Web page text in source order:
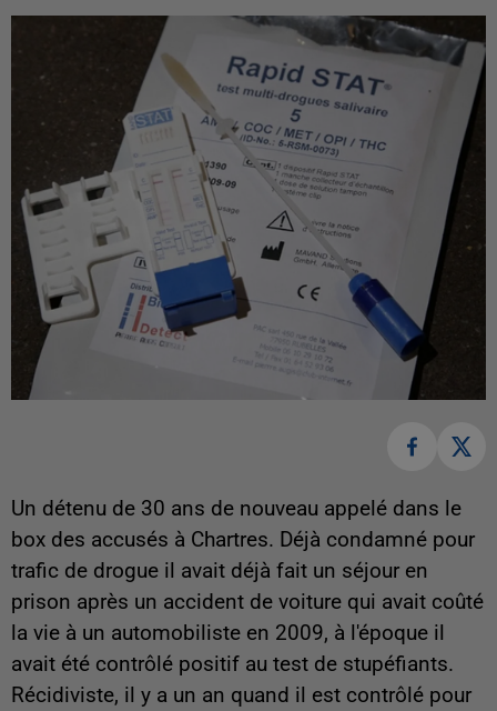
Un détenu de 30 ans de nouveau appelé dans le
box des accusés à Chartres. Déjà condamné pour
trafic de drogue il avait déjà fait un séjour en
prison après un accident de voiture qui avait coûté
la vie à un automobiliste en 2009, à l'époque il
avait été contrôlé positif au test de stupéfiants.
Récidiviste, il y a un an quand il est contrôlé pour